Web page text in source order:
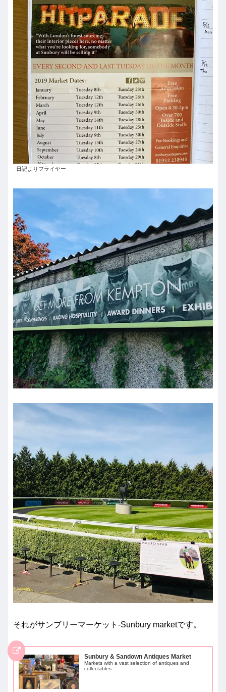
日記よりフライヤー
それがサンブリーマーケット-Sunbury marketです。
Sunbury & Sandown Antiques Market
Markets with a vast selection of antiques and
collectables